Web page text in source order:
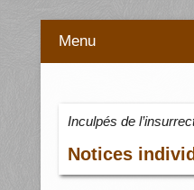
Menu
Inculpés de
Notices